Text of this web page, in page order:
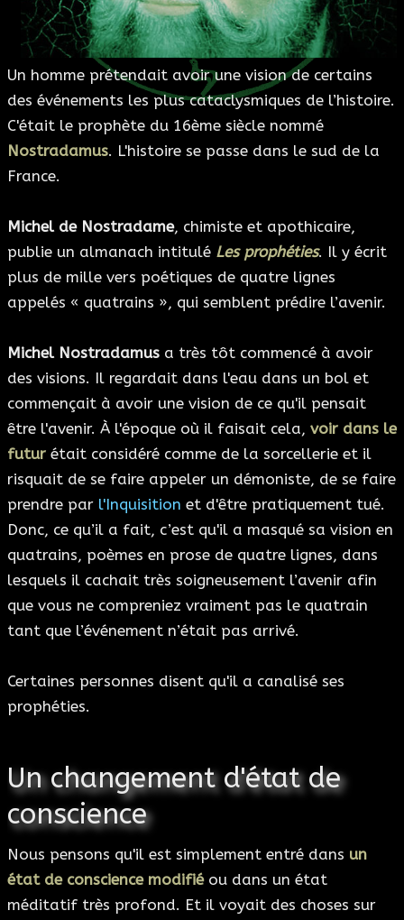
ESOTÉRISME
SECTES
BLOG
A PROPOS
Un homme prétendait avoir une vision de certains
des événements les plus cataclysmiques de l’histoire.
C'était le prophète du 16ème siècle nommé
Nostradamus. L'histoire se passe dans le sud de la
France.
Michel de Nostradame, chimiste et apothicaire,
publie un almanach intitulé Les prophéties. Il y écrit
plus de mille vers poétiques de quatre lignes
appelés « quatrains », qui semblent prédire l’avenir.
Michel Nostradamus a très tôt commencé à avoir
des visions. Il regardait dans l'eau dans un bol et
commençait à avoir une vision de ce qu'il pensait
être l'avenir. À l'époque où il faisait cela, voir dans le
futur était considéré comme de la sorcellerie et il
risquait de se faire appeler un démoniste, de se faire
prendre par l'Inquisition et d'être pratiquement tué.
Donc, ce qu’il a fait, c’est qu'il a masqué sa vision en
quatrains, poèmes en prose de quatre lignes, dans
lesquels il cachait très soigneusement l’avenir afin
que vous ne compreniez vraiment pas le quatrain
tant que l’événement n’était pas arrivé.
Certaines personnes disent qu'il a canalisé ses
prophéties.
Un changement d'état de
conscience
Nous pensons qu'il est simplement entré dans un
état de conscience modifiéou dans un état
méditatif très profond. Et il voyait des choses sur